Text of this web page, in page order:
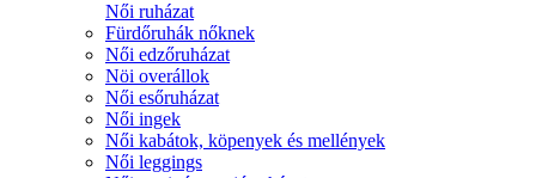
Női ruházat
Fürdőruhák nőknek
Női edzőruházat
Nöi overállok
Női esőruházat
Női ingek
Női kabátok, köpenyek és mellények
Női leggings